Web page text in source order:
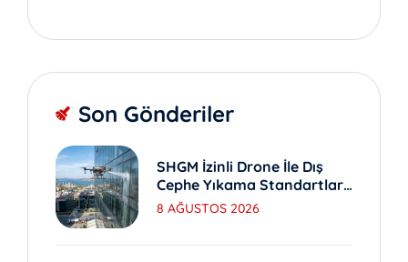
Son Gönderiler
SHGM İzinli Drone İle Dış
Cephe Yıkama Standartları
Nedir?
8 AĞUSTOS 2026